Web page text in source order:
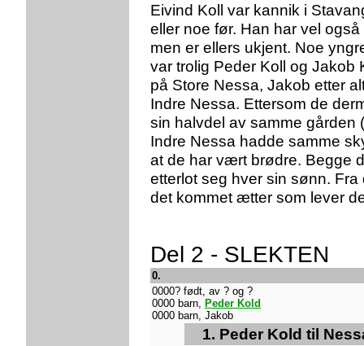
Eivind Koll var kannik i
eller noe før. Han har vel
men er ellers ukjent. Noe
var trolig Peder Koll og Jakob
på Store Nessa, Jakob etter
Indre Nessa. Ettersom de
sin halvdel av samme gården
Indre Nessa hadde samme
at de har vært brødre. Begge
etterlot seg hver sin sønn.
det kommet ætter som lever
Del 2 - SLEKTEN
0.
0000? født, av ? og ?
0000 barn, Peder Kold
0000 barn, Jakob
1. Peder Kold til